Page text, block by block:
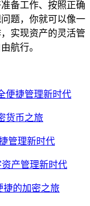
备工作、按照正确
题，你就可以像一
实现资产的灵活管
航行。
便捷管理新时代
货币之旅
管理新时代
资产管理新时代
捷的加密之旅